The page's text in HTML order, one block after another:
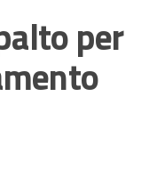
per